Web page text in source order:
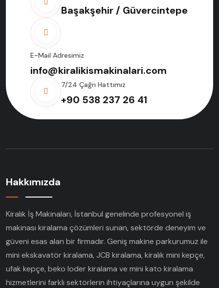
Başakşehir / Güvercintepe
E-Mail Adresimiz
info@kiralikismakinalari.com
7/24 Çağrı Hattımız
+90 538 237 26 41
Hakkımızda
Kiralık İş Makinaları, İstanbul genelinde profesyonel iş
makinası kiralama çözümleri sunan, sektörde deneyim ve
güveni esas alan bir firmadır. Geniş makine parkurumuz ile
mini ekskavatör kiralama, JCB kiralama, kiralık mini kepçe,
ufak kepçe, beko loder kiralama ve mini kato kiralama
hizmetlerini farklı sektörlerin ihtiyaçlarına uygun şekilde